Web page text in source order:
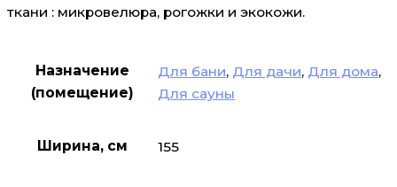
ткани : микровелюра, рогожки и экокожи.
Назначение
(помещение)
Для бани, Для дачи, Для дома,
Для сауны
Ширина, см 155